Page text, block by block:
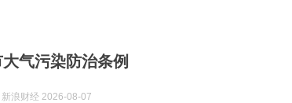
气污染防治条例
新浪财经 2026-08-07